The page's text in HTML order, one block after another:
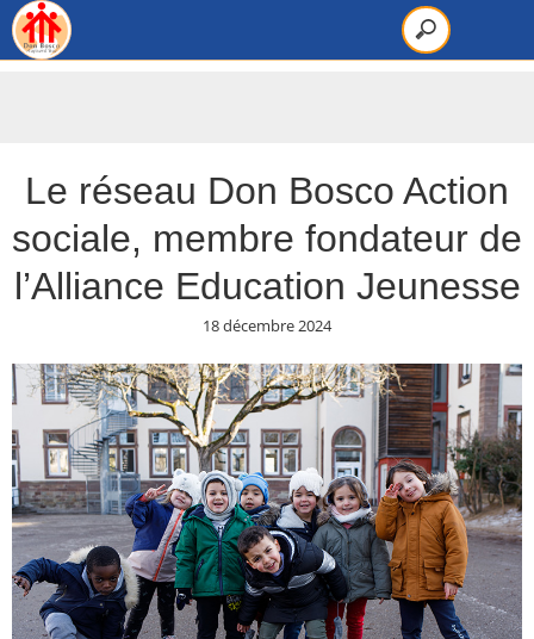
Le réseau Don Bosco Action
sociale, membre fondateur de
l’Alliance Education Jeunesse
18 décembre 2024